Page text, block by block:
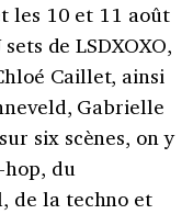
les 10 et 11 août
de LSDXOXO,
Caillet, ainsi
Gabrielle
six scènes, on y
du
de la techno et